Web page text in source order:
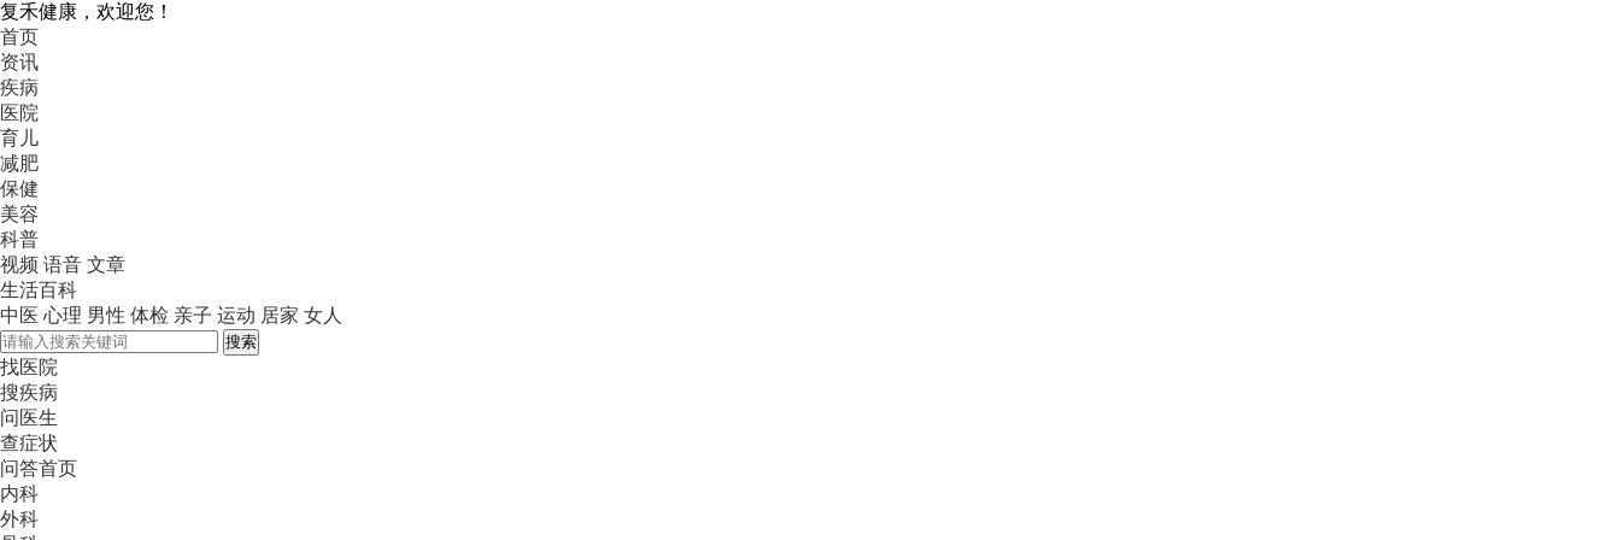
复禾健康，欢迎您！
首页
资讯
疾病
医院
育儿
减肥
保健
美容
科普
视频 语音 文章
生活百科
中医 心理 男性 体检 亲子 运动 居家 女人
搜索
找医院
搜疾病
问医生
查症状
问答首页
内科
外科